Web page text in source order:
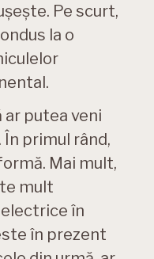
Pe scurt,
la o
putea veni
primul rând,
Mai mult,
mult
în
în prezent